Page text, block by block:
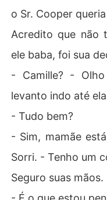
o Sr. Cooper
Acredito que não
ele baba, foi sua
- Camille? -
levanto indo até
- Tudo bem?
- Sim, mamãe
Sorri. - Tenho um
Seguro suas mãos.